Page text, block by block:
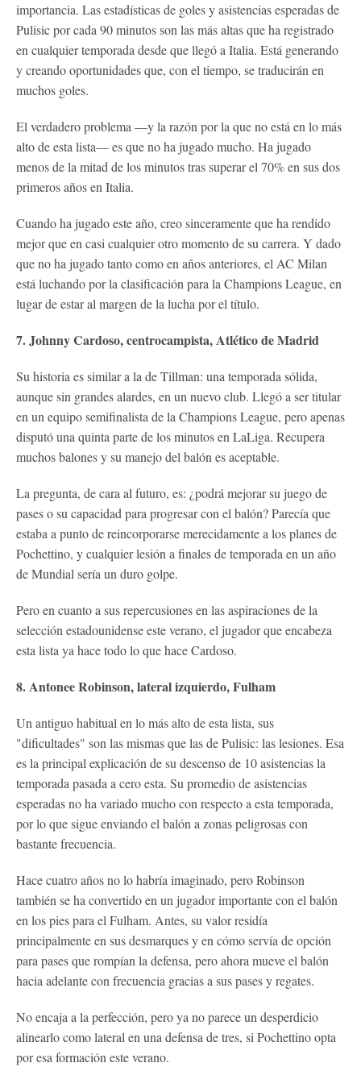
importancia. Las estadísticas de goles y asistencias esperadas de
Pulisic por cada 90 minutos son las más altas que ha registrado
en cualquier temporada desde que llegó a Italia. Está generando
y creando oportunidades que, con el tiempo, se traducirán en
muchos goles.
El verdadero problema —y la razón por la que no está en lo más
alto de esta lista— es que no ha jugado mucho. Ha jugado
menos de la mitad de los minutos tras superar el 70% en sus dos
primeros años en Italia.
Cuando ha jugado este año, creo sinceramente que ha rendido
mejor que en casi cualquier otro momento de su carrera. Y dado
que no ha jugado tanto como en años anteriores, el AC Milan
está luchando por la clasificación para la Champions League, en
lugar de estar al margen de la lucha por el título.
7. Johnny Cardoso, centrocampista, Atlético de Madrid
Su historia es similar a la de Tillman: una temporada sólida,
aunque sin grandes alardes, en un nuevo club. Llegó a ser titular
en un equipo semifinalista de la Champions League, pero apenas
disputó una quinta parte de los minutos en LaLiga. Recupera
muchos balones y su manejo del balón es aceptable.
La pregunta, de cara al futuro, es: ¿podrá mejorar su juego de
pases o su capacidad para progresar con el balón? Parecía que
estaba a punto de reincorporarse merecidamente a los planes de
Pochettino, y cualquier lesión a finales de temporada en un año
de Mundial sería un duro golpe.
Pero en cuanto a sus repercusiones en las aspiraciones de la
selección estadounidense este verano, el jugador que encabeza
esta lista ya hace todo lo que hace Cardoso.
8. Antonee Robinson, lateral izquierdo, Fulham
Un antiguo habitual en lo más alto de esta lista, sus
"dificultades" son las mismas que las de Pulisic: las lesiones. Esa
es la principal explicación de su descenso de 10 asistencias la
temporada pasada a cero esta. Su promedio de asistencias
esperadas no ha variado mucho con respecto a esta temporada,
por lo que sigue enviando el balón a zonas peligrosas con
bastante frecuencia.
Hace cuatro años no lo habría imaginado, pero Robinson
también se ha convertido en un jugador importante con el balón
en los pies para el Fulham. Antes, su valor residía
principalmente en sus desmarques y en cómo servía de opción
para pases que rompían la defensa, pero ahora mueve el balón
hacia adelante con frecuencia gracias a sus pases y regates.
No encaja a la perfección, pero ya no parece un desperdicio
alinearlo como lateral en una defensa de tres, si Pochettino opta
por esa formación este verano.